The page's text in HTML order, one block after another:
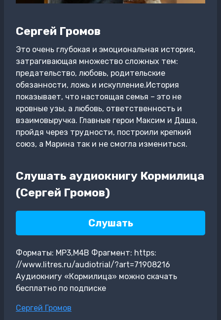
Сергей Громов
Это очень глубокая и эмоциональная история,
затрагивающая множество сложных тем:
предательство, любовь, родительские
обязанности, ложь и искупление.История
показывает, что настоящая семья – это не
кровные узы, а любовь, ответственность и
взаимовыручка. Главные герои Максим и Даша,
пройдя через трудности, построили крепкий
союз, а Марина так и не смогла измениться.
Слушать аудиокнигу Кормилица
(Сергей Громов)
Слушать
Форматы: MP3,M4B Фрагмент: https:
//www.litres.ru/audiotrial/?art=71908216
Аудиокнигу «Кормилица» можно скачать
бесплатно по подписке
Метки
Сергей Громов